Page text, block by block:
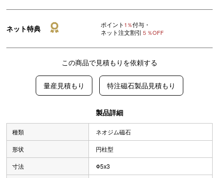
ネット特典 ポイント 1％付与・
ネット注文割引 ５％OFF
この商品で見積もりを依頼する
量産見積もり 特注磁石製品見積もり
製品詳細
種類 ネオジム磁石
形状 円柱型
寸法 Φ5x3